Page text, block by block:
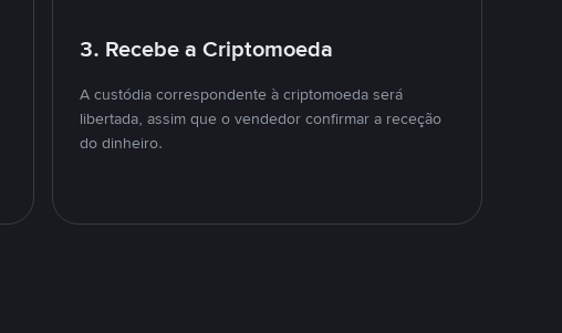
3. Recebe a Criptomoeda
A custódia correspondente à criptomoeda será
libertada, assim que o vendedor confirmar a receção
do dinheiro.